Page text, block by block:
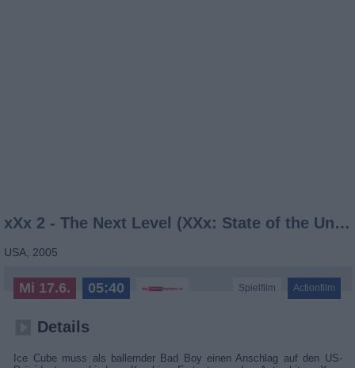
xXx 2 - The Next Level (XXx: State of the Union)
USA 2005
Mi 17.6. 05:40 Spielfilm Actionfilm
Details
Ice Cube muss als ballernder Bad Boy einen Anschlag auf den US-